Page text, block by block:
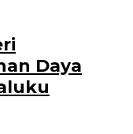
Daya